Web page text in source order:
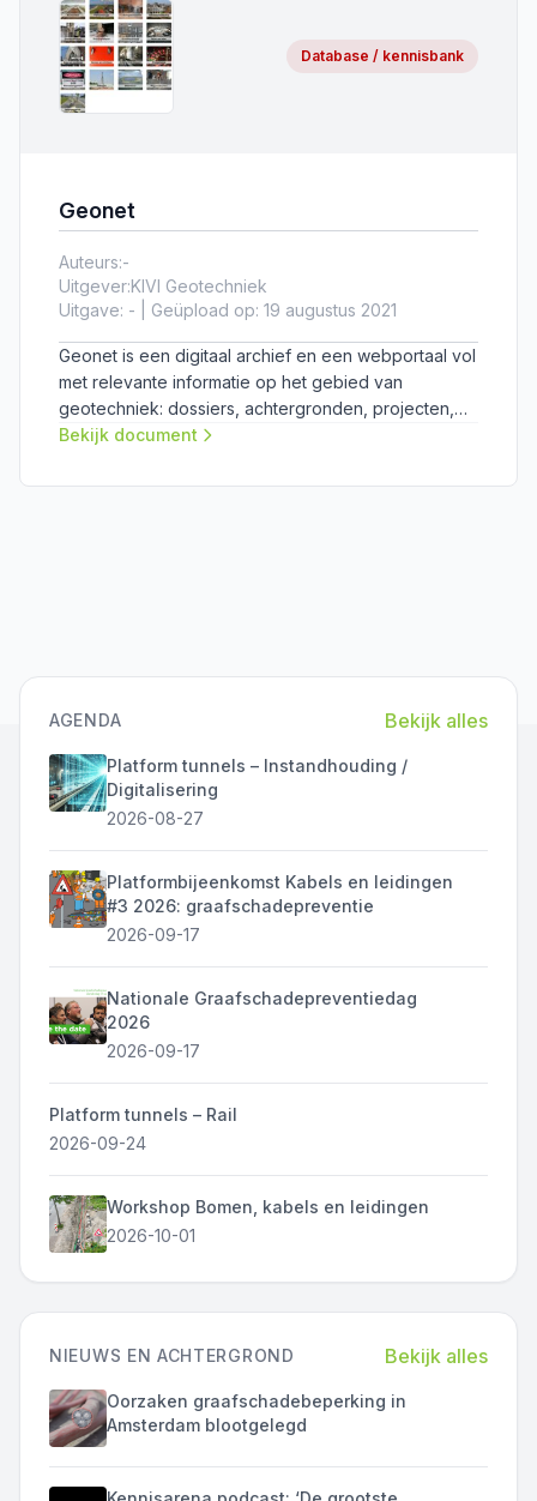
Database / kennisbank
Geonet
Auteurs:-
Uitgever:KIVI Geotechniek
Uitgave: - | Geüpload op: 19 augustus 2021
Geonet is een digitaal archief en een webportaal vol
met relevante informatie op het gebied van
geotechniek: dossiers, achtergronden, projecten,
literatuur en verwijzingen naar belangrijke websites.
Bekijk document
AGENDA Bekijk alles
Platform tunnels – Instandhouding /
Digitalisering
2026-08-27
Platformbijeenkomst Kabels en leidingen
#3 2026: graafschadepreventie
2026-09-17
Nationale Graafschadepreventiedag
2026
2026-09-17
Platform tunnels – Rail
2026-09-24
Workshop Bomen, kabels en leidingen
2026-10-01
NIEUWS EN ACHTERGROND Bekijk alles
Oorzaken graafschadebeperking in
Amsterdam blootgelegd